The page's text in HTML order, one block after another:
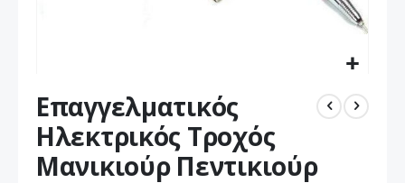
στην
αρχή
της
συλλογής
εικόνων
Επαγγελματικός
Ηλεκτρικός Τροχός
Μανικιούρ Πεντικιούρ